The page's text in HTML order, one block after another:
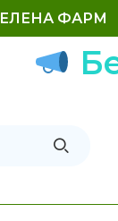
ЕЛЕНА ФАРМ